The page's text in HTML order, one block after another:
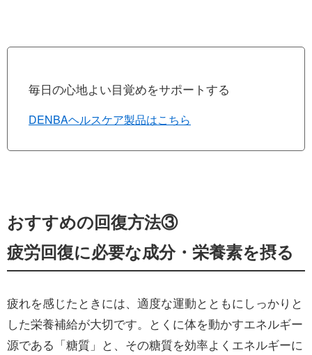
毎日の心地よい目覚めをサポートする
DENBAヘルスケア製品はこちら
おすすめの回復方法③
疲労回復に必要な成分・栄養素を摂る
疲れを感じたときには、適度な運動とともにしっかりと
した栄養補給が大切です。とくに体を動かすエネルギー
源である「糖質」と、その糖質を効率よくエネルギーに